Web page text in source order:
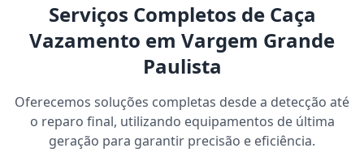
Serviços Completos de Caça
Vazamento em Vargem Grande
Paulista
Oferecemos soluções completas desde a detecção até
o reparo final, utilizando equipamentos de última
geração para garantir precisão e eficiência.